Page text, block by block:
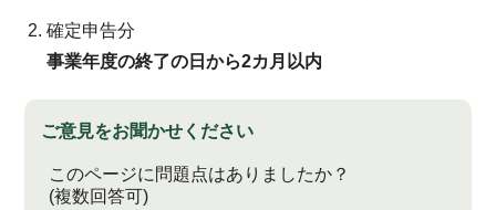
確定申告分
事業年度の終了の日から2カ月以内
ご意見をお聞かせください
このページに問題点はありましたか？
(複数回答可)